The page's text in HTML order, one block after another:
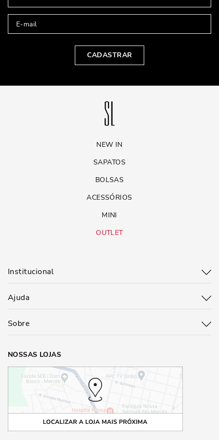
CADASTRAR
NEW IN
SAPATOS
BOLSAS
ACESSÓRIOS
MINI
OUTLET
Institucional
Ajuda
Sobre
NOSSAS LOJAS